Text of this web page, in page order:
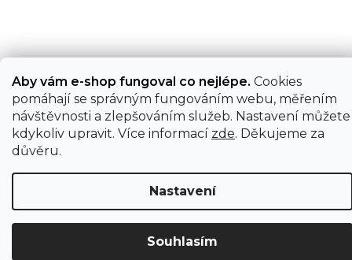
Aby vám e-shop fungoval co nejlépe. Cookies
pomáhají se správným fungováním webu, měřením
návštěvnosti a zlepšováním služeb. Nastavení můžete
kdykoliv upravit. Více informací zde. Děkujeme za
důvěru.
Nastavení
Souhlasím